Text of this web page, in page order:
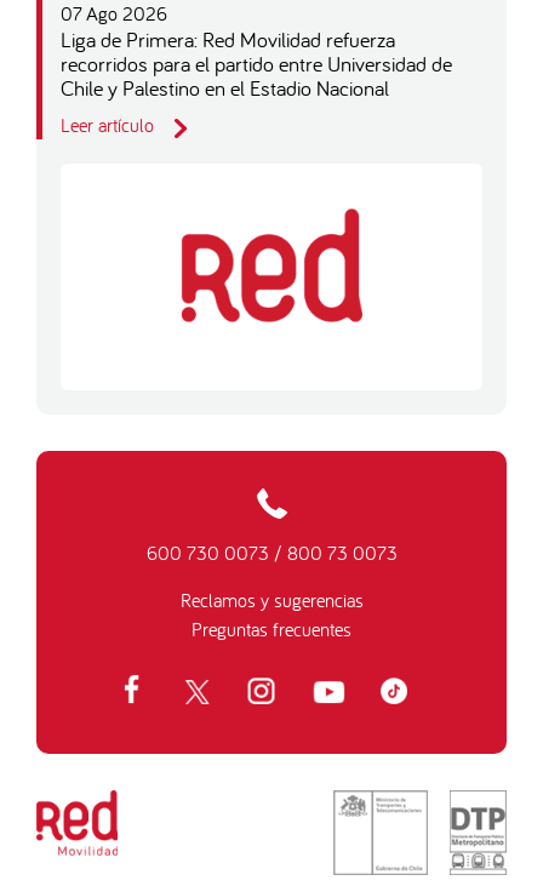
07 Ago 2026
Liga de Primera: Red Movilidad refuerza
recorridos para el partido entre Universidad de
Chile y Palestino en el Estadio Nacional
Leer artículo
600 730 0073 / 800 73 0073
Reclamos y sugerencias
Preguntas frecuentes